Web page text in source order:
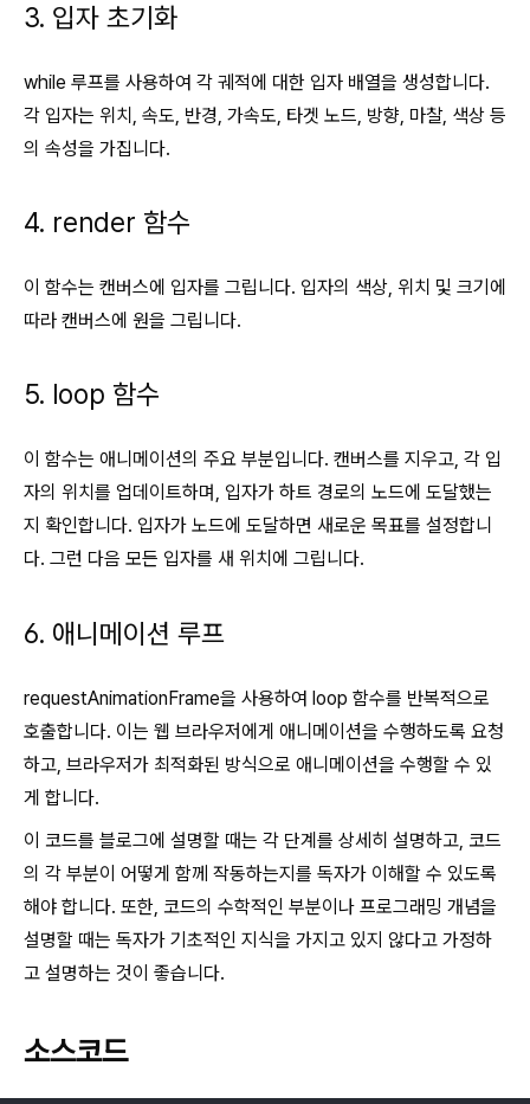
3. 입자 초기화
while 루프를 사용하여 각 궤적에 대한 입자 배열을 생성합니다.
각 입자는 위치, 속도, 반경, 가속도, 타겟 노드, 방향, 마찰, 색상 등
의 속성을 가집니다.
4. render 함수
이 함수는 캔버스에 입자를 그립니다. 입자의 색상, 위치 및 크기에
따라 캔버스에 원을 그립니다.
5. loop 함수
이 함수는 애니메이션의 주요 부분입니다. 캔버스를 지우고, 각 입
자의 위치를 업데이트하며, 입자가 하트 경로의 노드에 도달했는
지 확인합니다. 입자가 노드에 도달하면 새로운 목표를 설정합니
다. 그런 다음 모든 입자를 새 위치에 그립니다.
6. 애니메이션 루프
requestAnimationFrame을 사용하여 loop 함수를 반복적으로
호출합니다. 이는 웹 브라우저에게 애니메이션을 수행하도록 요청
하고, 브라우저가 최적화된 방식으로 애니메이션을 수행할 수 있
게 합니다.
이 코드를 블로그에 설명할 때는 각 단계를 상세히 설명하고, 코드
의 각 부분이 어떻게 함께 작동하는지를 독자가 이해할 수 있도록
해야 합니다. 또한, 코드의 수학적인 부분이나 프로그래밍 개념을
설명할 때는 독자가 기초적인 지식을 가지고 있지 않다고 가정하
고 설명하는 것이 좋습니다.
소스코드